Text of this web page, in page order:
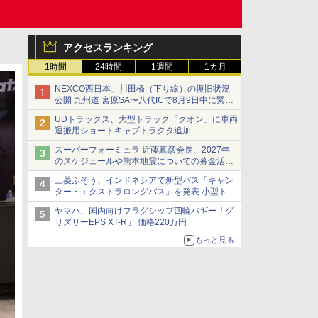
アクセスランキング
1時間 24時間 1週間 1カ月
NEXCO西日本、川田橋（下り線）の復旧状況
公開 九州道 宮原SA〜八代ICで8月9日中に緊急
車両を通行可能に
UDトラックス、大型トラック「クオン」に車両
運搬用ショートキャブトラクタ追加
スーパーフォーミュラ 近藤真彦会長、2027年
のスケジュールや熊本地震についての募金活動
を紹介
三菱ふそう、インドネシアで新型バス「キャン
ター・エクストラロングバス」を発表 小型トラ
ックベースの観光・旅客輸送向けバス
ヤマハ、国内向けフラグシップ四輪バギー「グ
リズリーEPS XT-R」 価格220万円
もっと見る